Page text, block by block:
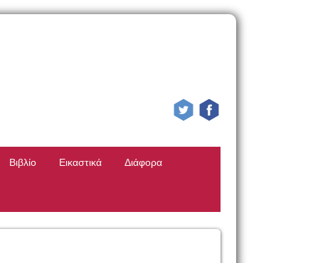
Βιβλίο Εικαστικά Διάφορα